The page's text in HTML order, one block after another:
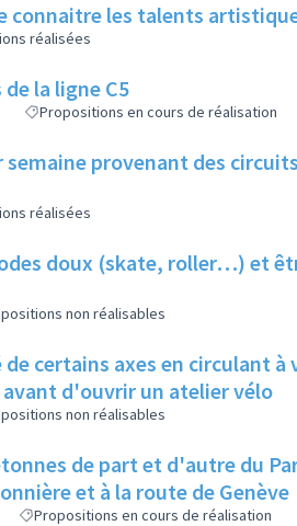
connaitre les talents
réalisées
la ligne C5
Propositions en cours de réalisation
provenant des
réalisées
doux (skate, roller…) et
non réalisables
certains axes en circulant à
d'ouvrir un atelier vélo
non réalisables
de part et d'autre du
et à la route de Genève
Propositions en cours de réalisation